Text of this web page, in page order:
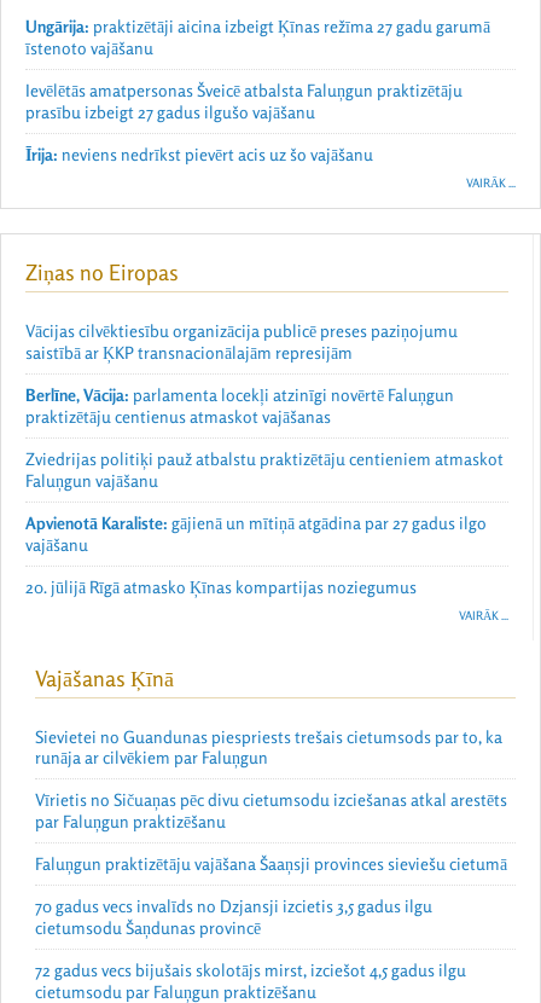
Ungārija: praktizētāji aicina izbeigt Ķīnas režīma 27 gadu garumā
īstenoto vajāšanu
Ievēlētās amatpersonas Šveicē atbalsta Faluņgun praktizētāju
prasību izbeigt 27 gadus ilgušo vajāšanu
Īrija: neviens nedrīkst pievērt acis uz šo vajāšanu
VAIRĀK ...
Ziņas no Eiropas
Vācijas cilvēktiesību organizācija publicē preses paziņojumu
saistībā ar ĶKP transnacionālajām represijām
Berlīne, Vācija: parlamenta locekļi atzinīgi novērtē Faluņgun
praktizētāju centienus atmaskot vajāšanas
Zviedrijas politiķi pauž atbalstu praktizētāju centieniem atmaskot
Faluņgun vajāšanu
Apvienotā Karaliste: gājienā un mītiņā atgādina par 27 gadus ilgo
vajāšanu
20. jūlijā Rīgā atmasko Ķīnas kompartijas noziegumus
VAIRĀK ...
Vajāšanas Ķīnā
Sievietei no Guandunas piespriests trešais cietumsods par to, ka
runāja ar cilvēkiem par Faluņgun
Vīrietis no Sičuaņas pēc divu cietumsodu izciešanas atkal arestēts
par Faluņgun praktizēšanu
Faluņgun praktizētāju vajāšana Šaaņsji provinces sieviešu cietumā
70 gadus vecs invalīds no Dzjansji izcietis 3,5 gadus ilgu
cietumsodu Šaņdunas provincē
72 gadus vecs bijušais skolotājs mirst, izciešot 4,5 gadus ilgu
cietumsodu par Faluņgun praktizēšanu